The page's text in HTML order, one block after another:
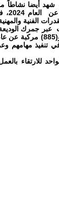
الفنية
للارتقاء